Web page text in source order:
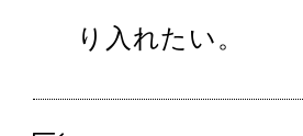
り入れたい。